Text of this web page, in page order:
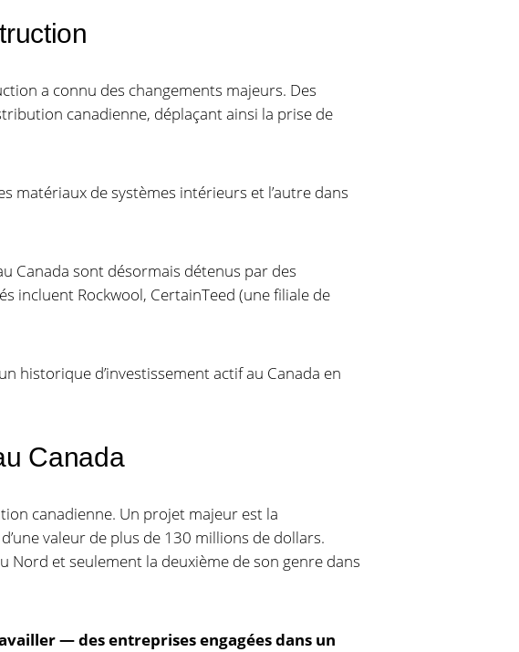
a connu des changements majeurs. Des
canadienne, déplaçant ainsi la prise de
matériaux de systèmes intérieurs et l’autre dans
Canada sont désormais détenus par des
incluent Rockwool, CertainTeed (une filiale de
historique d’investissement actif au Canada en
Canada
canadienne. Un projet majeur est la
valeur de plus de 130 millions de dollars.
Nord et seulement la deuxième de son genre dans
— des entreprises engagées dans un